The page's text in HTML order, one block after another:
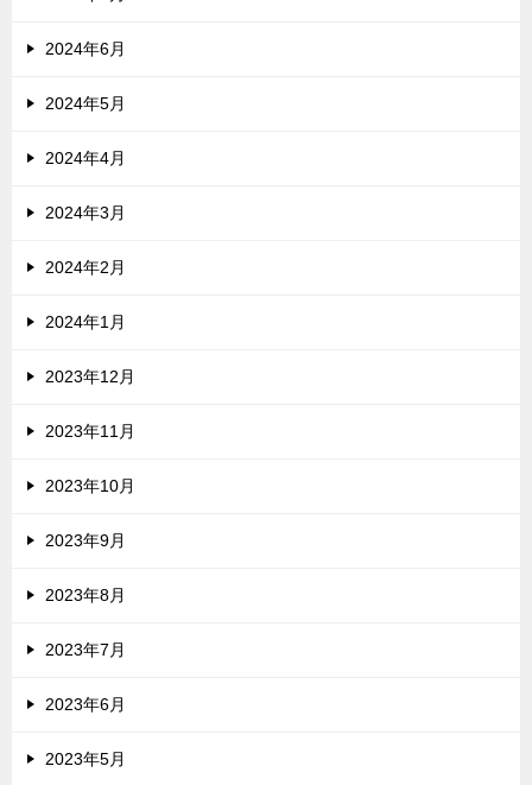
2024年6月
2024年5月
2024年4月
2024年3月
2024年2月
2024年1月
2023年12月
2023年11月
2023年10月
2023年9月
2023年8月
2023年7月
2023年6月
2023年5月